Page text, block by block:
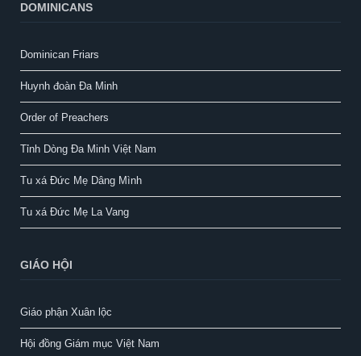
DOMINICANS
Dominican Friars
Huynh đoàn Đa Minh
Order of Preachers
Tỉnh Dòng Đa Minh Việt Nam
Tu xá Đức Mẹ Dâng Mình
Tu xá Đức Mẹ La Vang
GIÁO HỘI
Giáo phận Xuân lộc
Hội đồng Giám mục Việt Nam